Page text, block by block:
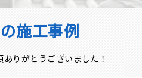
施工事例
りがとうございました！